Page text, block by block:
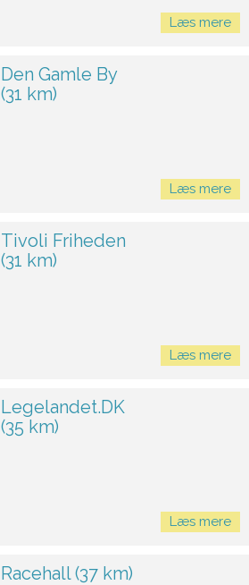
Læs mere
Den Gamle By
(31 km)
Læs mere
Tivoli Friheden
(31 km)
Læs mere
Legelandet.DK
(35 km)
Læs mere
Racehall (37 km)